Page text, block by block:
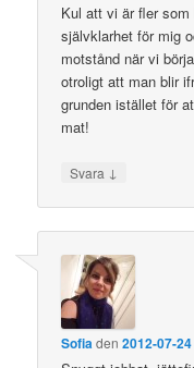
Kul att vi är fler
självklarhet för mig
motstånd när vi
otroligt att man blir
grunden istället för
mat!
Svara ↓
Sofiaden2012-07-